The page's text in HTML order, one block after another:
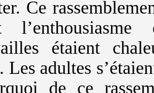
Ce
étaient
Les adultes
de ce